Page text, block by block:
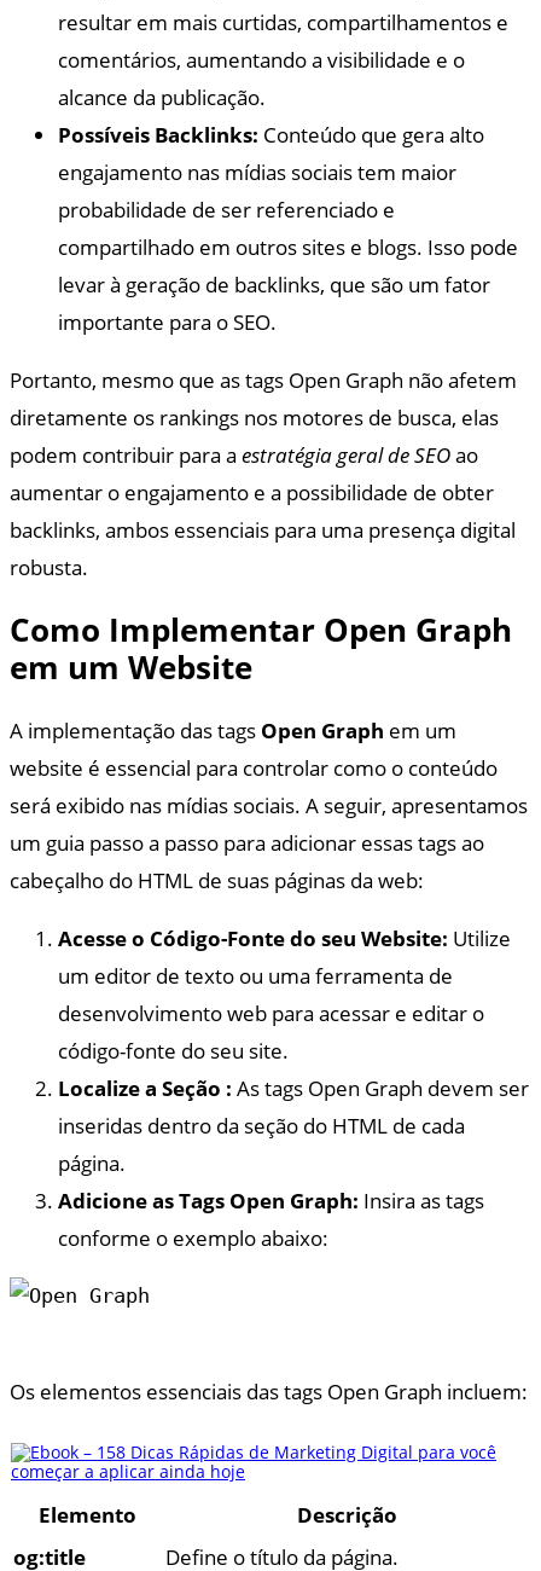
resultar em mais curtidas, compartilhamentos e
comentários, aumentando a visibilidade e o
alcance da publicação.
Possíveis Backlinks: Conteúdo que gera alto
engajamento nas mídias sociais tem maior
probabilidade de ser referenciado e
compartilhado em outros sites e blogs. Isso pode
levar à geração de backlinks, que são um fator
importante para o SEO.
Portanto, mesmo que as tags Open Graph não afetem
diretamente os rankings nos motores de busca, elas
podem contribuir para a estratégia geral de SEOao
aumentar o engajamento e a possibilidade de obter
backlinks, ambos essenciais para uma presença digital
robusta.
Como Implementar Open Graph
em um Website
A implementação das tags Open Graph em um
website é essencial para controlar como o conteúdo
será exibido nas mídias sociais. A seguir, apresentamos
um guia passo a passo para adicionar essas tags ao
cabeçalho do HTML de suas páginas da web:
Acesse o Código-Fonte do seu Website: Utilize
um editor de texto ou uma ferramenta de
desenvolvimento web para acessar e editar o
código-fonte do seu site.
Localize a Seção : As tags Open Graph devem ser
inseridas dentro da seção do HTML de cada
página.
Adicione as Tags Open Graph: Insira as tags
conforme o exemplo abaixo:
Os elementos essenciais das tags Open Graph incluem:
Elemento
Descrição
og:title
Define o título da página.